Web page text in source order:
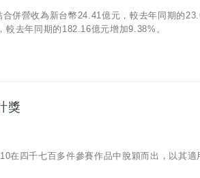
併營收為新台幣24.41億元，較去年同期的
去年同期的182.16億元增加9.38%。
獎
在四千七百多件參賽作品中脫穎而出，以其適